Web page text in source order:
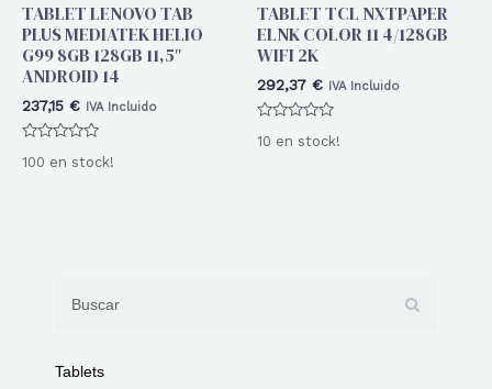
Tablets
TABLET LENOVO TAB
PLUS MEDIATEK HELIO
G99 8GB 128GB 11,5″
ANDROID 14
237,15 € IVA Incluido
con
100 en stock!
TABLET TCL NXTPAPER
ELNK COLOR 11 4/128GB
WIFI 2K
292,37 € IVA Incluido
con
10 en stock!